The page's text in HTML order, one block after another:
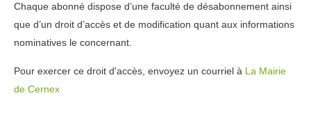
Chaque abonné dispose d’une faculté de désabonnement ainsi
que d’un droit d’accès et de modification quant aux informations
nominatives le concernant.
Pour exercer ce droit d'accès, envoyez un courriel à La Mairie
de Cernex